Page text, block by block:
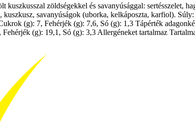
kuszkusszal zöldségekkel és savanyúsággal:
kuszkusz, savanyúságok (uborka, kelkáposzta, karfiol).
(g): 7, Fehérjék (g): 7,6, Só (g): 1,3 Tápérték
(g): 19,1, Só (g): 3,3 Allergéneket tartalmaz